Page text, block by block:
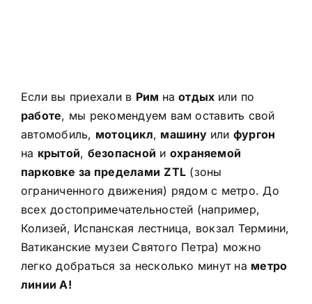
Если вы приехали в Рим наотдых или по
работе, мы рекомендуем вам оставить свой
автомобиль, мотоцикл, машину или фургон
на крытой, безопасной и охраняемой
парковке за пределами ZTL (зоны
ограниченного движения) рядом с метро. До
всех достопримечательностей (например,
Колизей, Испанская лестница, вокзал Термини,
Ватиканские музеи Святого Петра) можно
легко добраться за несколько минут на метро
линии A!